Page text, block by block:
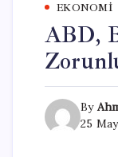
EKONOMI
ABD,
By
25